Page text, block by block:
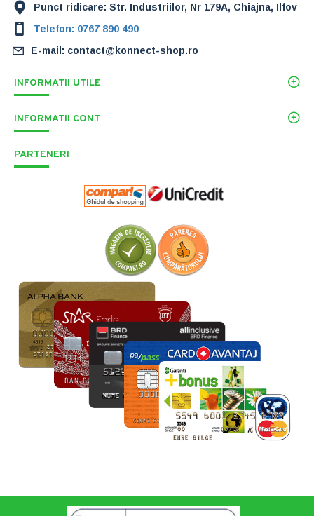
Punct ridicare: Str. Industriilor, Nr 179A, Chiajna, Ilfov
Telefon: 0767 890 490
E-mail: contact@konnect-shop.ro
INFORMATII UTILE
INFORMATII CONT
PARTENERI